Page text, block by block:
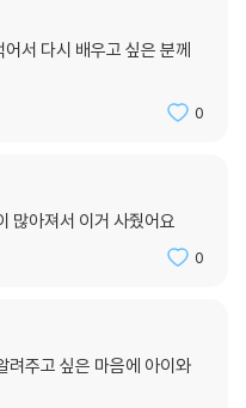
서 다시 배우고 싶은 분께
0
많아져서 이거 사줬어요
0
려주고 싶은 마음에 아이와